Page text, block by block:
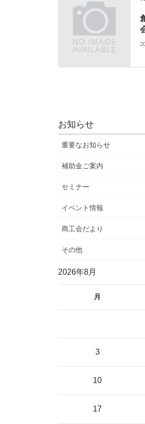
お知らせ
重要なお知らせ
補助金ご案内
セミナー
イベント情報
商工会だより
その他
2026年8月
月
3
10
17